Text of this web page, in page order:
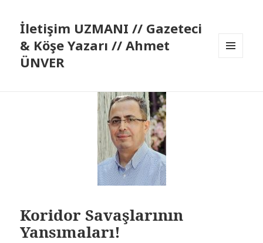
İletişim UZMANI // Gazeteci
& Köşe Yazarı // Ahmet
ÜNVER
Koridor Savaşlarının
Yansımaları!